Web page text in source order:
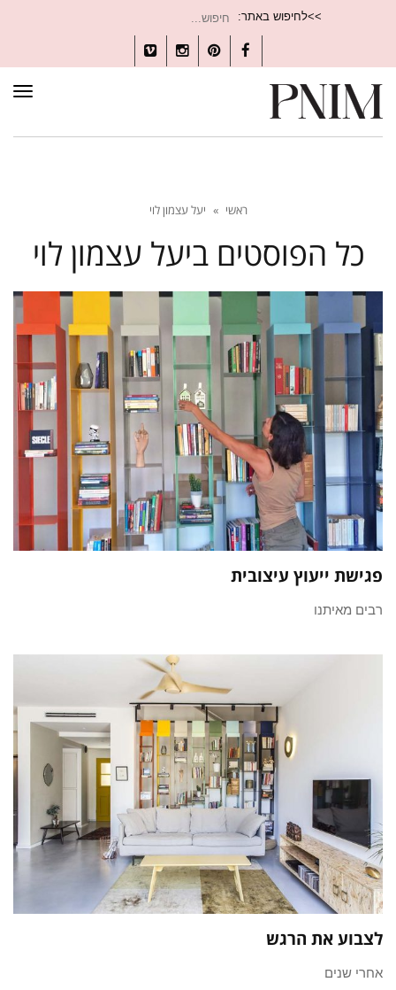
>>לחיפוש באתר:
עבור:
Facebook
Pinterest
Instagram
Vimeo
ראשי » יעל עצמון לוי
כל הפוסטים ביעל עצמון לוי
פגישת ייעוץ עיצובית
רבים מאיתנו
לצבוע את הרגש
אחרי שנים